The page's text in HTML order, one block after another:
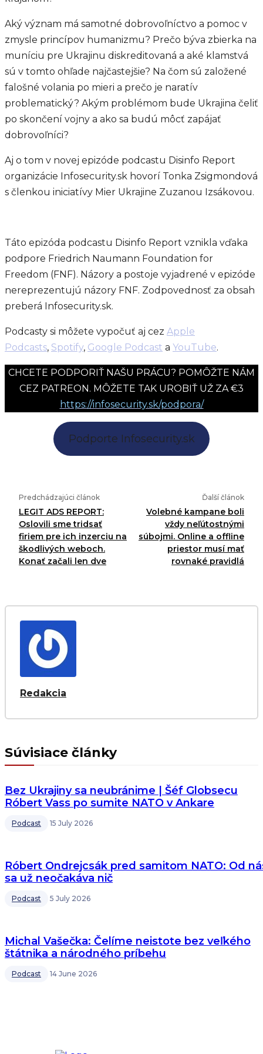
Aký význam má samotné dobrovoľníctvo a pomoc v
zmysle princípov humanizmu? Prečo býva zbierka na
muníciu pre Ukrajinu diskreditovaná a aké klamstvá
sú v tomto ohľade najčastejšie? Na čom sú založené
falošné volania po mieri a prečo je naratív
problematický? Akým problémom bude Ukrajina čeliť
po skončení vojny a ako sa budú môcť zapájať
dobrovoľníci?
Aj o tom v novej epizóde podcastu Disinfo Report
organizácie Infosecurity.sk hovorí Tonka Zsigmondová
s členkou iniciatívy Mier Ukrajine Zuzanou Izsákovou.
Táto epizóda podcastu Disinfo Report vznikla vďaka
podpore Friedrich Naumann Foundation for
Freedom (FNF). Názory a postoje vyjadrené v epizóde
nereprezentujú názory FNF. Zodpovednosť za obsah
preberá Infosecurity.sk.
Podcasty si môžete vypočuť aj cez Apple
Podcasts, Spotify, Google Podcast a YouTube.
CHCETE PODPORIŤ NAŠU PRÁCU? POMÔŽTE NÁM
CEZ PATREON. MÔŽETE TAK UROBIŤ UŽ ZA €3
https://infosecurity.sk/podpora/
Podporte Infosecurity.sk
Predchádzajúci článok
LEGIT ADS REPORT:
Oslovili sme tridsať
firiem pre ich inzerciu na
škodlivých weboch.
Konať začali len dve
Ďalší článok
Volebné kampane boli
vždy neľútostnými
súbojmi. Online a offline
priestor musí mať
rovnaké pravidlá
Redakcia
Súvisiace články
Bez Ukrajiny sa neubránime | Šéf Globsecu
Róbert Vass po sumite NATO v Ankare
Podcast 15 July 2026
Róbert Ondrejcsák pred samitom NATO: Od
sa už neočakáva nič
Podcast 5 July 2026
Michal Vašečka: Čelíme neistote bez veľkého
štátnika a národného príbehu
Podcast 14 June 2026